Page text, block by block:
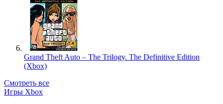
Grand Theft Auto – The Trilogy. The Definitive Edition
(Xbox)
Смотреть все
Игры Xbox